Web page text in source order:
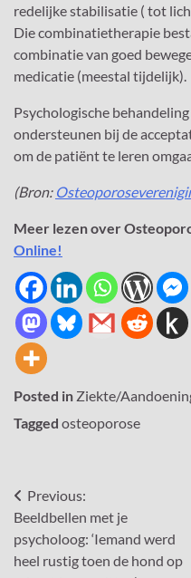
redelijke stabilisatie ( tot
Die combinatietherapie
combinatie van goed
medicatie (meestal tijdelijk).
Psychologische
ondersteunen bij de
om de patiënt te leren
(Bron:
Meer lezen over
Online!
Posted in Ziekte/
Tagged osteoporose
Bericht
navigatie
Previous:
Beeldbellen met je
psycholoog: ‘Iemand werd
heel rustig toen de hond op